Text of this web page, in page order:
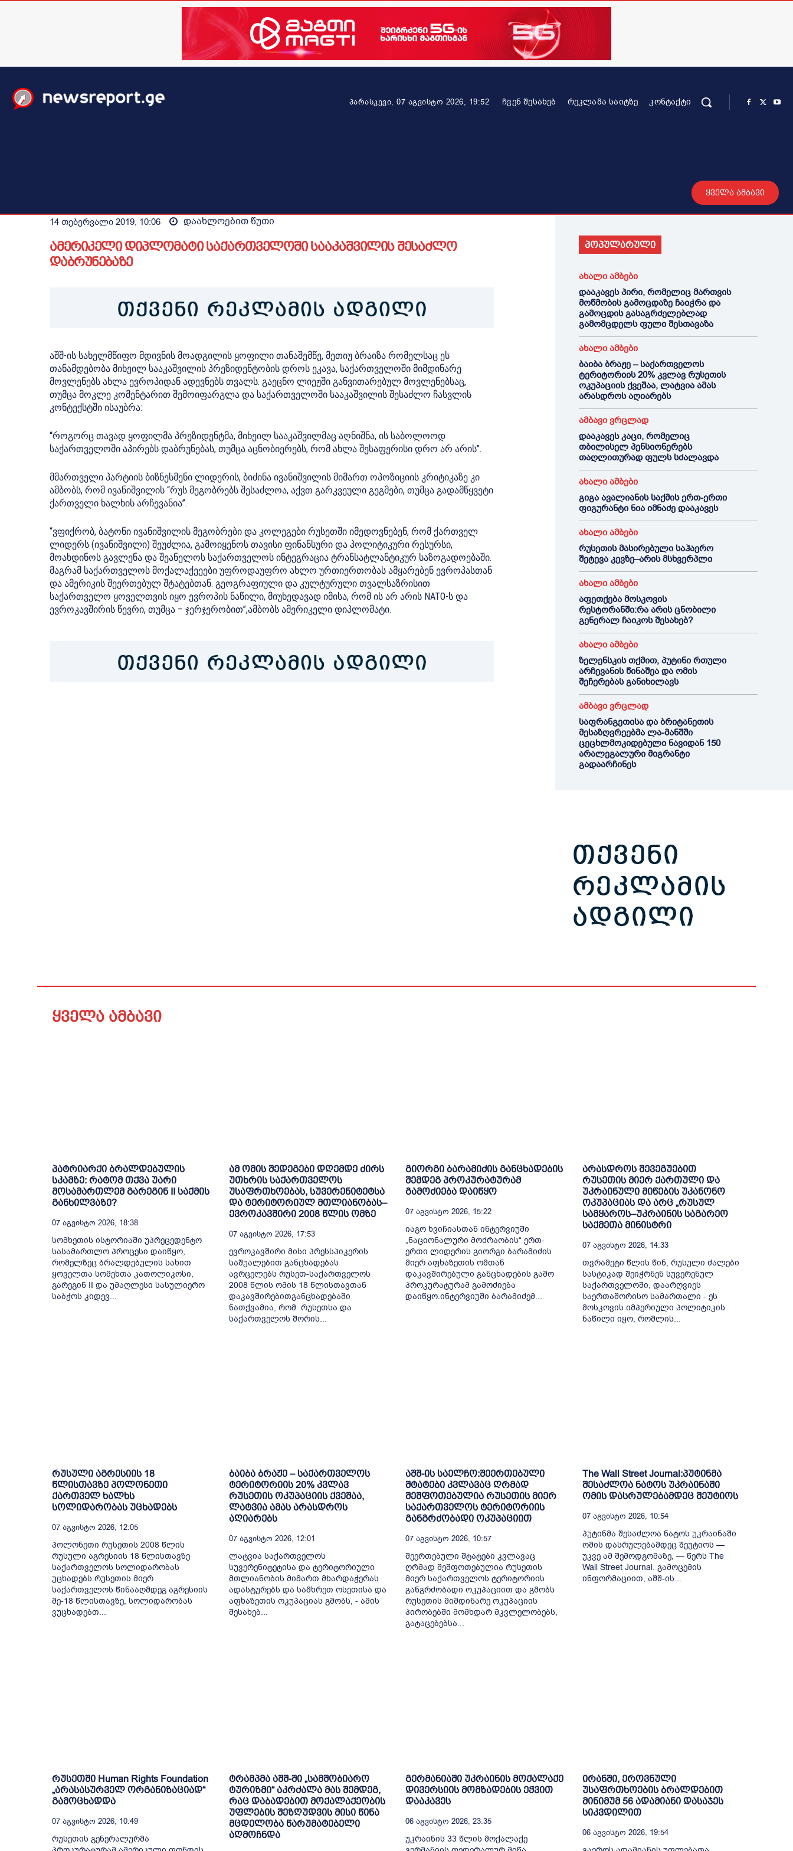
პარასკევი, 07 აგვისტო 2026, 19:52 ᲩᲕᲔᲜ ᲨᲔᲡᲐᲮᲔᲑ ᲠᲔᲙᲚᲐᲛᲐ ᲡᲐᲘᲢᲖᲔ ᲙᲝᲜᲢᲐᲥᲢᲘ
ყველა ამბავი
14 თებერვალი 2019, 10:06 დაახლოებით წუთი
ამერიკელი დიპლომატი საქართველოში სააკაშვილის შესაძლო
დაბრუნებაზე
აშშ-ის სახელმწიფო მდივნის მოადგილის ყოფილი თანაშემწე, მეთიუ ბრაიზა რომელსაც ეს
თანამდებობა მიხეილ სააკაშვილის პრეზიდენტობის დროს ეკავა, საქართველოში მიმდინარე
მოვლენებს ახლა ევროპიდან ადევნებს თვალს. გაეცნო ლიეჟში განვითარებულ მოვლენებსაც,
თუმცა მოკლე კომენტარით შემოიფარგლა და საქართველოში სააკაშვილის შესაძლო ჩასვლის
კონტექსტში ისაუბრა:
“როგორც თავად ყოფილმა პრეზიდენტმა, მიხეილ სააკაშვილმაც აღნიშნა, ის საბოლოოდ
საქართველოში აპირებს დაბრუნებას, თუმცა აცნობიერებს, რომ ახლა შესაფერისი დრო არ არის”.
მმართველი პარტიის ბიზნესმენი ლიდერის, ბიძინა ივანიშვილის მიმართ ოპოზიციის კრიტიკაზე კი
ამბობს, რომ ივანიშვილის “რუს მეგობრებს შესაძლოა, აქვთ გარკვეული გეგმები, თუმცა გადამწყვეტი
ქართველი ხალხის არჩევანია”.
“ვფიქრობ, ბატონი ივანიშვილის მეგობრები და კოლეგები რუსეთში იმედოვნებენ, რომ ქართველ
ლიდერს (ივანიშვილი) შეუძლია, გამოიყენოს თავისი ფინანსური და პოლიტიკური რესურსი,
მოახდინოს გავლენა და შეანელოს საქართველოს ინტეგრაცია ტრანსატლანტიკურ საზოგადოებაში.
მაგრამ საქართველოს მოქალაქეეები უფროდაუფრო ახლო ურთიერთობას ამყარებენ ევროპასთან
და ამერიკის შეერთებულ შტატებთან. გეოგრაფიული და კულტურული თვალსაზრისით
საქართველო ყოველთვის იყო ევროპის ნაწილი, მიუხედავად იმისა, რომ ის არ არის NATO-ს და
ევროკავშირის წევრი, თუმცა – ჯერჯერობით”,ამბობს ამერიკელი დიპლომატი.
პოპულარული
ახალი ამბები
დააკავეს პირი, რომელიც მართვის
მოწმობის გამოცდაზე ჩაიჭრა და
გამოცდის გასაგრძელებლად
გამომცდელს ფული შესთავაზა
ახალი ამბები
ბაიბა ბრაჟე – საქართველოს
ტერიტორიის 20% კვლავ რუსეთის
ოკუპაციის ქვეშაა, ლატვია ამას
არასდროს აღიარებს
ამბავი ვრცლად
დააკავეს კაცი, რომელიც
თბილისელ პენსიონერებს
თაღლითურად ფულს სძალავდა
ახალი ამბები
გიგა ავალიანის საქმის ერთ-ერთი
ფიგურანტი ნია იმნაძე დააკავეს
ახალი ამბები
რუსეთის მასირებული საჰაერო
შეტევა კევზე–არის მსხვერპლი
ახალი ამბები
აფეთქება მოსკოვის
რესტორანში:რა არის ცნობილი
გენერალ ჩაიკოს შესახებ?
ახალი ამბები
ზელენსკის თქმით, პუტინი რთული
არჩევანის წინაშეა და ომის
შეჩერებას განიხილავს
ამბავი ვრცლად
საფრანგეთისა და ბრიტანეთის
მესაზღვრეებმა ლა-მანშში
ცეცხლმოკიდებული ნავიდან 150
არალეგალური მიგრანტი
გადაარჩინეს
ყველა ამბავი
პატრიარქი ბრალდებულის
სკამზე: რატომ თქვა უარი
მოსამართლემ გარეგინ II საქმის
განხილვაზე?
07 Აგვისტო 2026, 18:38
სომხეთის ისტორიაში უპრეცედენტო
სასამართლო პროცესი დაიწყო,
რომელზეც ბრალდებულის სახით
ყოველთა სომეხთა კათოლიკოსი,
გარეგინ II და უმაღლესი სასულიერო
საბჭოს კიდევ...
ამ ომის შედეგები დღემდე ძირს
უთხრის საქართველოს
უსაფრთხოებას, სუვერენიტეტსა
და ტერიტორიულ მთლიანობას–
ევროკავშირი 2008 წლის ომზე
07 Აგვისტო 2026, 17:53
ევროკავშირი მისი პრესსპიკერის
საშუალებით განცხადებას
ავრცელებს რუსეთ-საქართველოს
2008 წლის ომის 18 წლისთავთან
დაკავშირებითგანცხადებაში
ნათქვამია, რომ რუსეთსა და
საქართველოს შორის...
გიორგი ბარამიძის განცხადების
შემდეგ პროკურატურამ
გამოძიება დაიწყო
07 Აგვისტო 2026, 15:22
იაგო ხვიჩიასთან ინტერვიუში
„ნაციონალური მოძრაობის“ ერთ-
ერთი ლიდერის გიორგი ბარამიძის
მიერ აფხაზეთის ომთან
დაკავშირებული განცხადების გამო
პროკურატურამ გამოძიება
დაიწყო.ინტერვიუში ბარამიძემ...
არასდროს შევეგუებით
რუსეთის მიერ ქართული და
უკრაინული მიწების უკანონო
ოკუპაციას და არც „რუსულ
სამყაროს–უკრაინის საგარეო
საქმეთა მინისტრი
07 Აგვისტო 2026, 14:33
თვრამეტი წლის წინ, რუსული ძალები
სასტიკად შეიჭრნენ სუვერენულ
საქართველოში, დაარღვიეს
საერთაშორისო სამართალი - ეს
მოსკოვის იმპერიული პოლიტიკის
ნაწილი იყო, რომლის...
რუსული აგრესიის 18
წლისთავზე პოლონეთი
ქართველ ხალხს
სოლიდარობას უცხადებს
07 Აგვისტო 2026, 12:05
პოლონეთი რუსეთის 2008 წლის
რუსული აგრესიის 18 წლისთავზე
საქართველოს სოლიდარობას
უცხადებს.რუსეთის მიერ
საქართველოს წინააღმდეგ აგრესიის
მე-18 წლისთავზე, სოლიდარობას
ვუცხადებთ...
ბაიბა ბრაჟე – საქართველოს
ტერიტორიის 20% კვლავ
რუსეთის ოკუპაციის ქვეშაა,
ლატვია ამას არასდროს
აღიარებს
07 Აგვისტო 2026, 12:01
ლატვია საქართველოს
სუვერენიტეტისა და ტერიტორიული
მთლიანობის მიმართ მხარდაჭერას
ადასტურებს და სამხრეთ ოსეთისა და
აფხაზეთის ოკუპაციას გმობს, - ამის
შესახებ...
აშშ-ის საელჩო:შეერთებული
შტატები კვლავაც ღრმად
შეშფოთებულია რუსეთის მიერ
საქართველოს ტერიტორიის
განგრძობადი ოკუპაციით
07 Აგვისტო 2026, 10:57
შეერთებული შტატები კვლავაც
ღრმად შეშფოთებულია რუსეთის
მიერ საქართველოს ტერიტორიის
განგრძობადი ოკუპაციით და გმობს
რუსეთის მიმდინარე ოკუპაციის
პირობებში მომხდარ მკვლელობებს,
გატაცებებსა...
The Wall Street Journal:პუტინმა
შესაძლოა ნატოს უკრაინაში
ომის დასრულებამდეც შეუტიოს
07 Აგვისტო 2026, 10:54
პუტინმა შესაძლოა ნატოს უკრაინაში
ომის დასრულებამდეც შეუტიოს —
უკვე ამ შემოდგომაზე, — წერს The
Wall Street Journal. გამოცემის
ინფორმაციით, აშშ-ის...
რუსეთში Human Rights Foundation
„არასასურველ ორგანიზაციად“
გამოცხადდა
07 Აგვისტო 2026, 10:49
რუსეთის გენერალურმა
ტრამპმა აშშ-ში „სამშობიარო
ტურიზმი“ აკრძალა მას შემდეგ,
რაც დაბადებით მოქალაქეობის
უფლების შეზღუდვის მისი წინა
მცდელობა წარუმატებელი
აღმოჩნდა
გერმანიაში უკრაინის მოქალაქე
დივერსიის მომზადების ეჭვით
დააკავეს
06 Აგვისტო 2026, 23:35
უკრაინის 33 წლის მოქალაქე
ირანში, ეროვნული
უსაფრთხოების ბრალდებით
მინიმუმ 56 ადამიანი დასაჯეს
სიკვდილით
06 Აგვისტო 2026, 19:54